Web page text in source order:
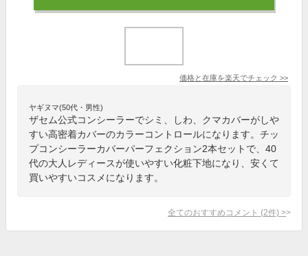
価格と在庫を楽天でチェック >>
ヤギヌマ(50代・男性)
ザセム公式コンシーラーでシミ、しわ、クマカバーがしや
すい高密着カバーのカラーコントロールになります。チッ
プコンシーラーカバーパーフェクション2本セットで、40
代の大人レディースが使いやすい化粧下地になり、安くて
買いやすいコスメになります。
全てのおすすめコメント (2件) >